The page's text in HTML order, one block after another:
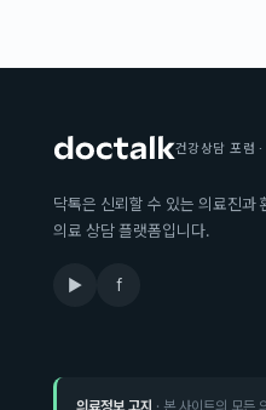
건강상담 포럼 ·
닥톡은 신뢰할 수 있는 의료진과
의료 상담 플랫폼입니다.
▶ f
의료정보 고지 · 본 사이트의 모든